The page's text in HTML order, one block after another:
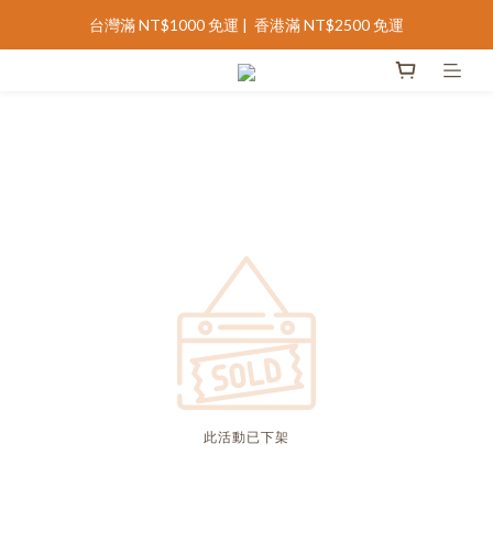
完善會員資料領 NT$100 購物金
台灣滿 NT$1000 免運 |  香港滿 NT$2500 免運
完善會員資料領 NT$100 購物金
此活動已下架